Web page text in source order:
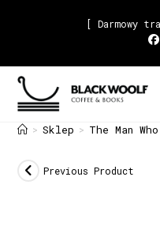
[ Darmowy
> Sklep > The Man
Previous Product